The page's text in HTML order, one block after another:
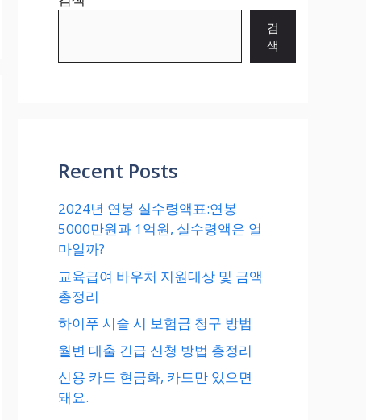
검
색
Recent Posts
2024년 연봉 실수령액표:연봉
5000만원과 1억원, 실수령액은 얼
마일까?
교육급여 바우처 지원대상 및 금액
총정리
하이푸 시술 시 보험금 청구 방법
월변 대출 긴급 신청 방법 총정리
신용 카드 현금화, 카드만 있으면
돼요.